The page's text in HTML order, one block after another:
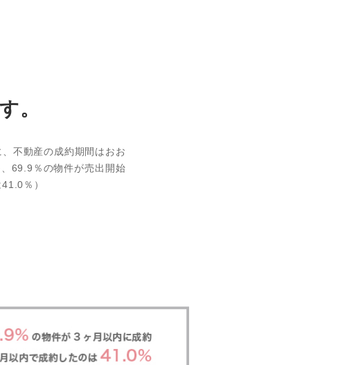
。
不動産の成約期間はおお
69.9％の物件が売出開始
％）